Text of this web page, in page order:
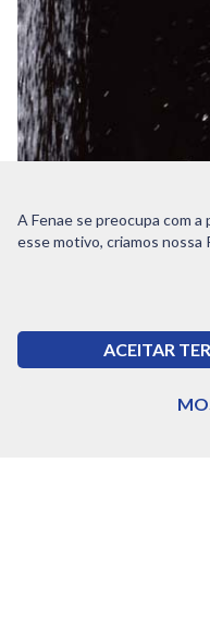
2004
cultural dos
A Fenae se preocupa com
esse motivo, criamos nossa
ACEITAR